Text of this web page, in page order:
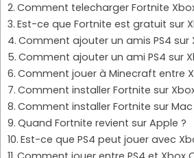
Comment telecharger Fortnite
Est-ce que Fortnite est gratuit sur
Comment ajouter un amis PS4 sur
Comment ajouter un ami PS4 sur
Comment jouer à Minecraft entre
Comment installer Fortnite sur
Comment installer Fortnite sur Mac
Quand Fortnite revient sur Apple ?
Est-ce que PS4 peut jouer avec